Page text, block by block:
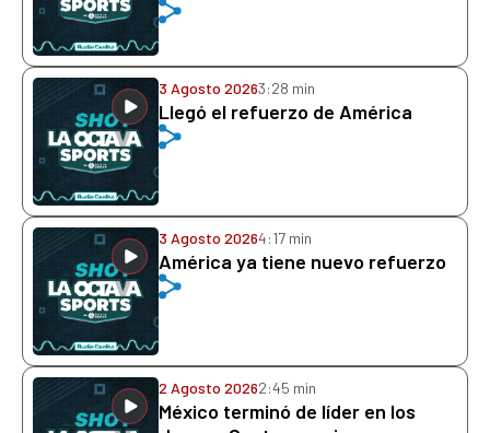
3 Agosto 20263:28 min
Llegó el refuerzo de América
3 Agosto 20264:17 min
América ya tiene nuevo refuerzo
2 Agosto 20262:45 min
México terminó de líder en los